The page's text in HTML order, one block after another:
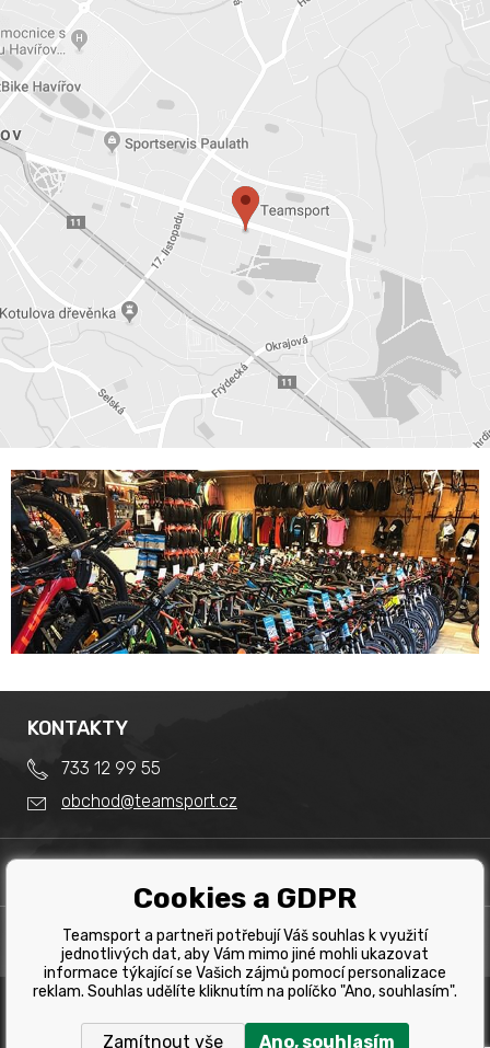
Obchodní podmínky
Splátkový prodej
Reklamace
Tabulka velikostí kol
Tabulka velikostí oblečení
PRODEJNA
Team Sport - Tomáš Binar
Dlouhá 1228/44C
Havířov
KONTAKTY
733 12 99 55
obchod@teamsport.cz
Copyright © 2019 Team Sport Havířov. Všechna pravá
Cookies a GDPR
Teamsport a partneři potřebují Váš souhlas k využití
jednotlivých dat, aby Vám mimo jiné mohli ukazovat
informace týkající se Vašich zájmů pomocí personalizace
reklam. Souhlas udělíte kliknutím na políčko "Ano, souhlasím".
Zamítnout vše Ano, souhlasím